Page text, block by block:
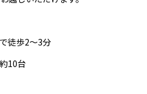
徒歩2～3分
約10台